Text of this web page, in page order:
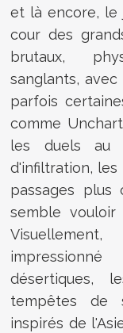
et là encore, le
cour des
brutaux,
sanglants,
parfois
comme
les duels au
d'infiltration,
passages plus
semble vouloir
désertiques,
tempêtes de
inspirés de